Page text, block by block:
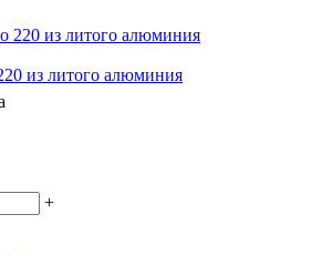
из литого алюминия
+